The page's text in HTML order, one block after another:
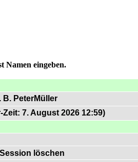
Namen eingeben.
B. PeterMüller
7. August 2026 12:59)
löschen